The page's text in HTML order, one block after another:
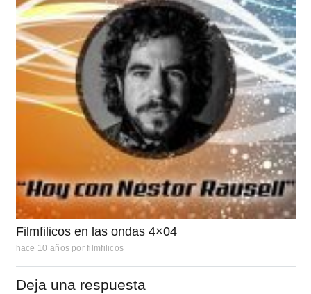
Filmfilicos en las ondas 4×04
hace 10 años por filmfilicos
Deja una respuesta